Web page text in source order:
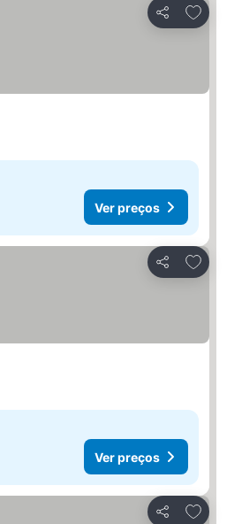
Partilhar
Ver preços
Partilhar
Ver preços
Partilhar